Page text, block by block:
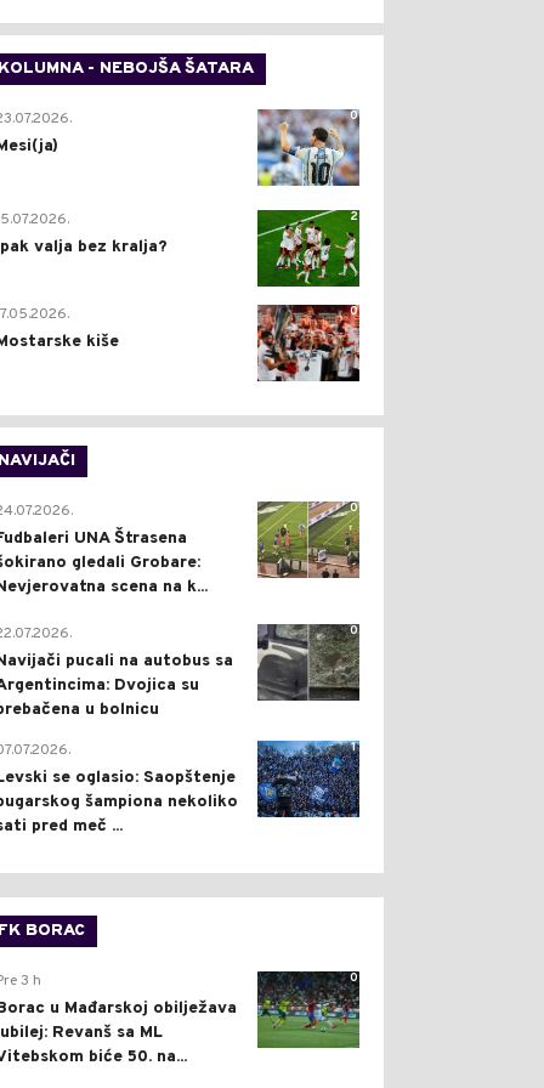
- NEBOJŠA ŠATARA
0
2
valja bez kralja?
0
kiše
0
UNA Štrasena
gledali Grobare:
scena na k...
0
pucali na autobus sa
Dvojica su
u bolnicu
1
se oglasio: Saopštenje
šampiona nekoliko
pred meč ...
BORAC
0
3 h
u Mađarskoj obilježava
Revanš sa ML
biće 50. na...